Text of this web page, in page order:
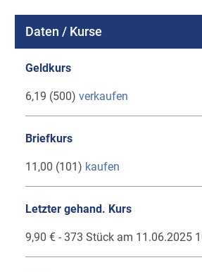
Daten / Kurse
Geldkurs
6,19 (500) verkaufen
Briefkurs
11,00 (101) kaufen
Letzter gehand. Kurs
9,90 € - 373 Stück am 11.06.2025